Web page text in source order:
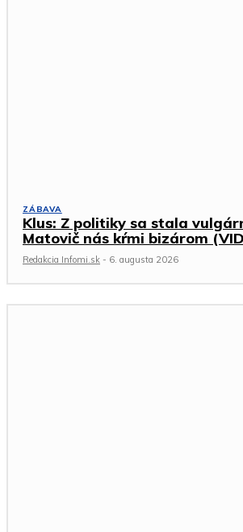
ZÁBAVA
Klus: Z politiky sa stala
Matovič nás kŕmi bizárom
Redakcia Infomi.sk - 6. augusta 2026